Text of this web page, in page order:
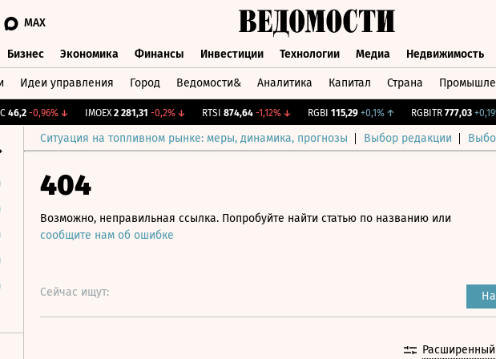
MAX
Бизнес Экономика Финансы Инвестиции Технологии Медиа Недвижимость
Идеи управления Город Ведомости& Аналитика Капитал Страна
-0,96%↓ IMOEX 2 281,31 -0,2%↓ RTSI 874,64 -1,12%↓ RGBI 115,29 +0,1%↑ RGBITR 777,03 +0,19%
Ситуация на топливном рынке: меры, динамика, прогнозы Выбор редакции
404
Возможно, неправильная ссылка. Попробуйте найти статью по названию или
сообщите нам об ошибке
Сейчас ищут: